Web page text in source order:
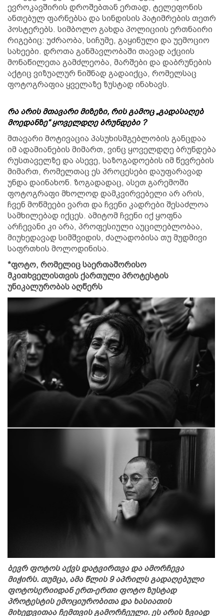
ევროკავშირის დროშებთან ერთად, ტელეფონის
ანთებულ ფარნებსა და სინდისის პატიმრების თეთრ
პოსტერებს. სიმბოლო გახდა პოლიციის ერთნაირი
რიგებიც: უძრაობა, სიჩუმე, გაყინული და უემოციო
სახეები. დროთა განმავლობაში თავად აქციის
მონაწილეთა გამძლეობა, მარშები და დაბრუნების
აქტიც ვიზუალურ ნიშნად გადაიქცა, რომელსაც
ფოტოგრაფია ყველაზე ზუსტად ინახავს.
რა არის მთავარი მიზეზი, რის გამოც „გადასაღებ
მოედანზე“ ყოველდღე ბრუნდები ?
მთავარი მოტივაცია პასუხისმგებლობის განცდაა
იმ ადამიანების მიმართ, ვინც ყოველდღე ბრუნდება
რუსთაველზე და ასევე, საზოგადოების იმ წევრების
მიმართ, რომელთაც ეს პროცესები დაუფარავად
უნდა დაინახონ. ზოგადადაც, ასეთ გარემოში
ფოტოგრაფი მხოლოდ დამკვირვებელი არ არის,
ჩვენ მოწმეები ვართ და ჩვენი კადრები შესაძლოა
სამხილებად იქცეს. ამიტომ ჩვენი იქ ყოფნა
არჩევანი კი არა, პროფესიული აუცილებლობაა,
მიუხედავად სიმშვიდის, ძალადობისა თუ მუდმივი
საფრთხის მოლოდინისა.
*ფოტო, რომელიც საერთაშორისო
მკითხველისთვის ქართული პროტესტის
უნიკალურობას აღწერს
ბევრ ფოტოს აქვს დატვირთვა და ამორჩევა
მიჭირს. თუმცა, ამა წლის 9 აპრილს გადაღებული
ფოტოსერიიდან ერთ-ერთი ფოტო ზუსტად
პროტესტის ემოციურობითა და ხასიათის
მიხედვითაა ჩემთვის გამორჩეული. ეს არის ზვიად